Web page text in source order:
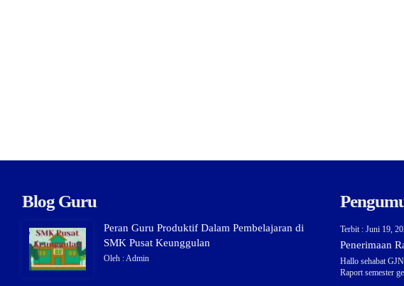
Blog Guru
Peran Guru Produktif Dalam Pembelajaran di
SMK Pusat Keunggulan
Oleh : Admin
Terbit : Juni 19,
Penerimaan
Hallo sehabat
Raport semester